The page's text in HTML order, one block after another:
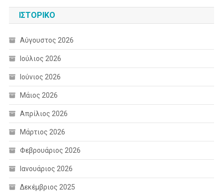
ΙΣΤΟΡΙΚΌ
Αύγουστος 2026
Ιούλιος 2026
Ιούνιος 2026
Μάιος 2026
Απρίλιος 2026
Μάρτιος 2026
Φεβρουάριος 2026
Ιανουάριος 2026
Δεκέμβριος 2025